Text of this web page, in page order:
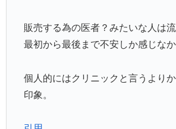
販売する為の医者？みたいな人は
最初から最後まで不安しか感じなか
個人的にはクリニックと言うより
印象。